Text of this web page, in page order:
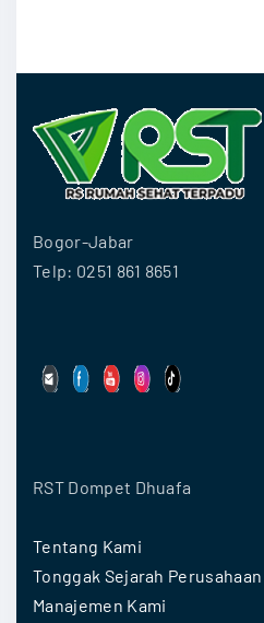
Bogor-Jabar
Telp: 0251 861 8651
RST Dompet Dhuafa
Tentang Kami
Tonggak Sejarah Perusahaan
Manajemen Kami